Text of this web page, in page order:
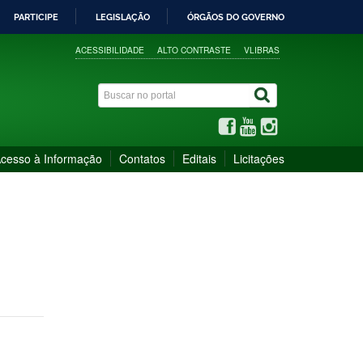
PARTICIPE LEGISLAÇÃO ÓRGÃOS DO GOVERNO
ACESSIBILIDADE ALTO CONTRASTE VLIBRAS
à Informação Contatos Editais Licitações